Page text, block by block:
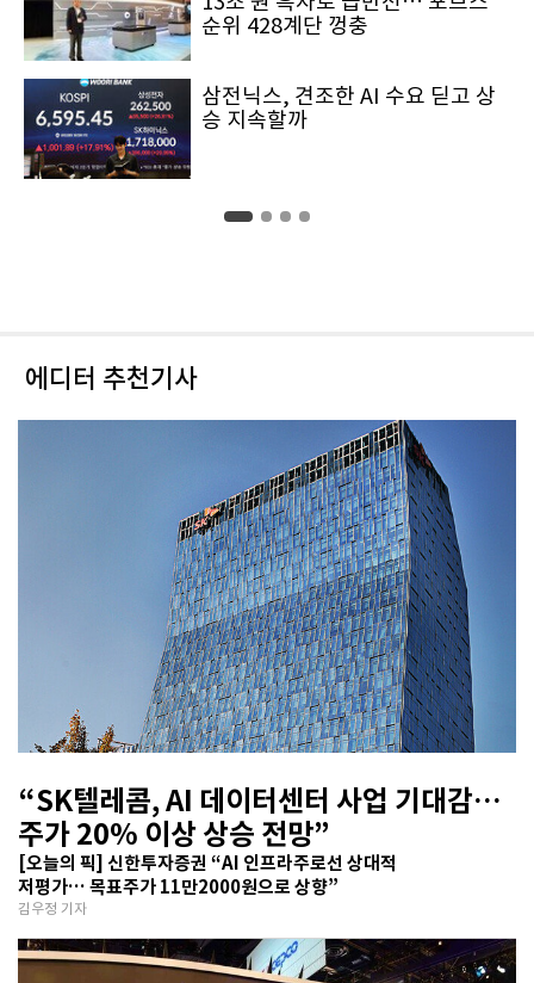
순위 428계단 껑충
삼전닉스, 견조한 AI 수요 딛고 상
승 지속할까
에디터 추천기사
“SK텔레콤, AI 데이터센터 사업 기대감…
주가 20% 이상 상승 전망”
[오늘의 픽] 신한투자증권 “AI 인프라주로선 상대적
저평가… 목표주가 11만2000원으로 상향”
김우정 기자